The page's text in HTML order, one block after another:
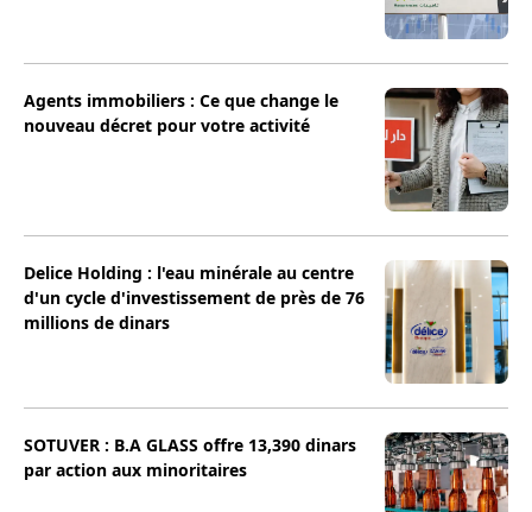
Agents immobiliers : Ce que change le
nouveau décret pour votre activité
Delice Holding : l'eau minérale au centre
d'un cycle d'investissement de près de 76
millions de dinars
SOTUVER : B.A GLASS offre 13,390 dinars
par action aux minoritaires